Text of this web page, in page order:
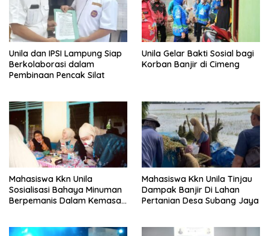
Unila dan IPSI Lampung Siap
Berkolaborasi dalam
Pembinaan Pencak Silat
Unila Gelar Bakti Sosial bagi
Korban Banjir di Cimeng
Mahasiswa Kkn Unila
Sosialisasi Bahaya Minuman
Berpemanis Dalam Kemasan
Mahasiswa Kkn Unila Tinjau
Dampak Banjir Di Lahan
Pertanian Desa Subang Jaya